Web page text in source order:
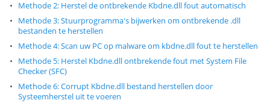
Methode 2: Herstel de ontbrekende Kbdne.dll fout automatisch
Methode 3: Stuurprogramma's bijwerken om ontbrekende .dll
bestanden te herstellen
Methode 4: Scan uw PC op malware om kbdne.dll fout te herstellen
Methode 5: Herstel Kbdne.dll ontbrekende fout met System File
Checker (SFC)
Methode 6: Corrupt Kbdne.dll bestand herstellen door
Systeemherstel uit te voeren